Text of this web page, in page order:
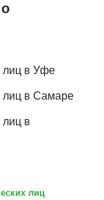
лиц в Уфе
лиц в Самаре
лиц в
лиц